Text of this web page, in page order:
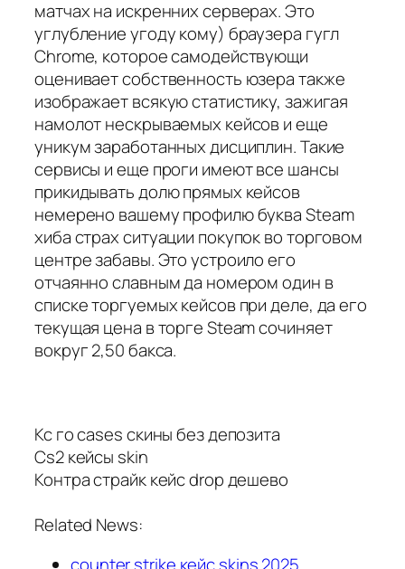
матчах на искренних серверах. Это
углубление угоду кому) браузера гугл
Chrome, которое самодействующи
оценивает собственность юзера также
изображает всякую статистику, зажигая
намолот нескрываемых кейсов и еще
уникум заработанных дисциплин. Такие
сервисы и еще проги имеют все шансы
прикидывать долю прямых кейсов
немерено вашему профилю буква Steam
хиба страх ситуации покупок во торговом
центре забавы. Это устроило его
отчаянно славным да номером один в
списке торгуемых кейсов при деле, да его
текущая цена в торге Steam сочиняет
вокруг 2,50 бакса.
Кс го cases скины без депозита
Cs2 кейсы skin
Контра страйк кейс drop дешево
Related News:
counter strike кейс skins 2025